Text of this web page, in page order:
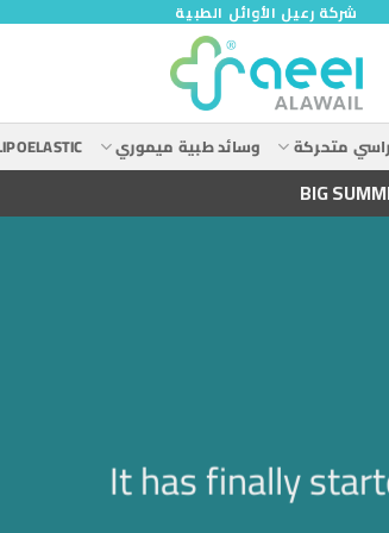
شركة رعيل الأوائل الطبية
متحركة وسائد طبية ميموري
BIG
It has finally